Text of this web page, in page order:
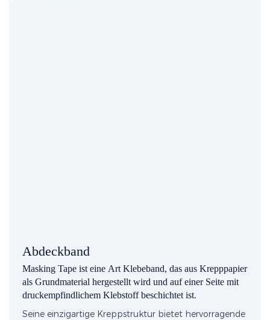
Abdeckband
Masking Tape ist eine Art Klebeband, das aus Krepppapier
als Grundmaterial hergestellt wird und auf einer Seite mit
druckempfindlichem Klebstoff beschichtet ist.
Seine einzigartige Kreppstruktur bietet hervorragende